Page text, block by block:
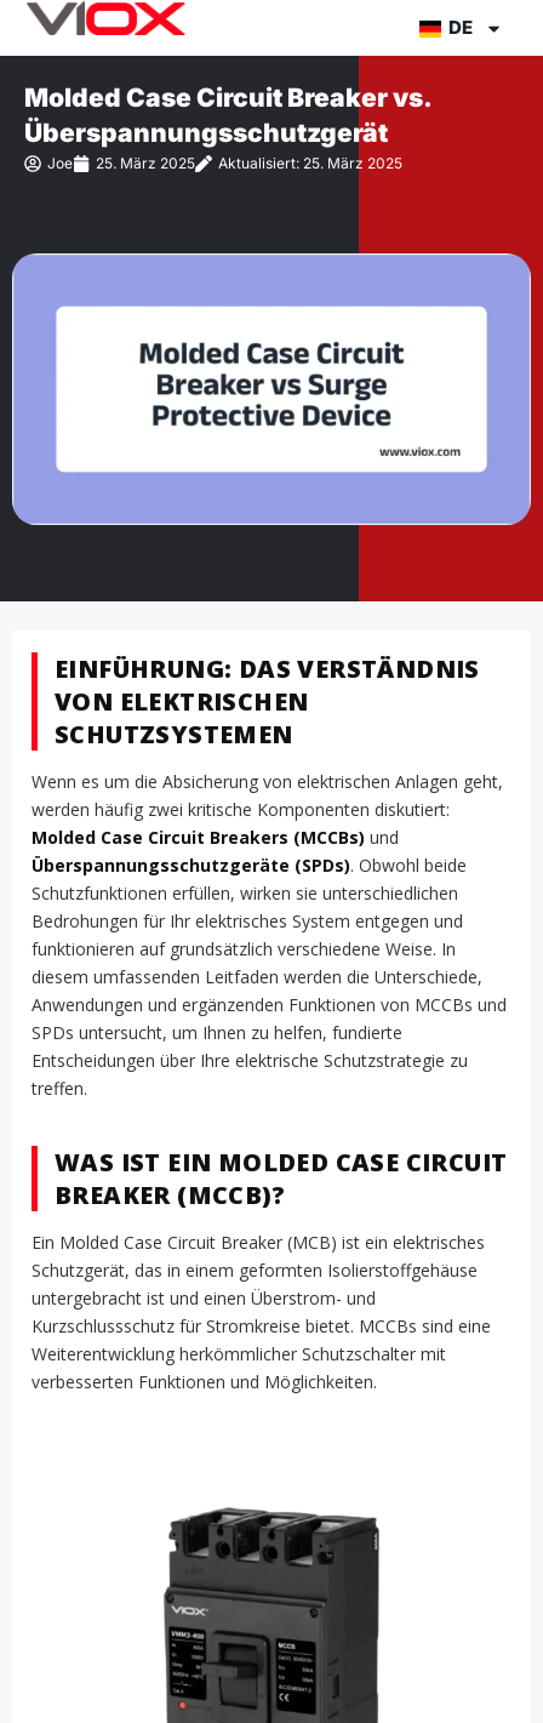
Zum
DE
Molded Case Circuit Breaker vs.
Überspannungsschutzgerät
Joe 25. März 2025 Aktualisiert: 25. März 2025
EINFÜHRUNG: DAS VERSTÄNDNIS
VON ELEKTRISCHEN
SCHUTZSYSTEMEN
Wenn es um die Absicherung von elektrischen Anlagen geht,
werden häufig zwei kritische Komponenten diskutiert:
Molded Case Circuit Breakers (MCCBs) und
Überspannungsschutzgeräte (SPDs). Obwohl beide
Schutzfunktionen erfüllen, wirken sie unterschiedlichen
Bedrohungen für Ihr elektrisches System entgegen und
funktionieren auf grundsätzlich verschiedene Weise. In
diesem umfassenden Leitfaden werden die Unterschiede,
Anwendungen und ergänzenden Funktionen von MCCBs und
SPDs untersucht, um Ihnen zu helfen, fundierte
Entscheidungen über Ihre elektrische Schutzstrategie zu
treffen.
WAS IST EIN MOLDED CASE CIRCUIT
BREAKER (MCCB)?
Ein Molded Case Circuit Breaker (MCB) ist ein elektrisches
Schutzgerät, das in einem geformten Isolierstoffgehäuse
untergebracht ist und einen Überstrom- und
Kurzschlussschutz für Stromkreise bietet. MCCBs sind eine
Weiterentwicklung herkömmlicher Schutzschalter mit
verbesserten Funktionen und Möglichkeiten.